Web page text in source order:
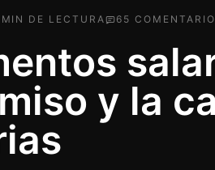
MIN DE LECTURA 65 COMENTARIO
y la